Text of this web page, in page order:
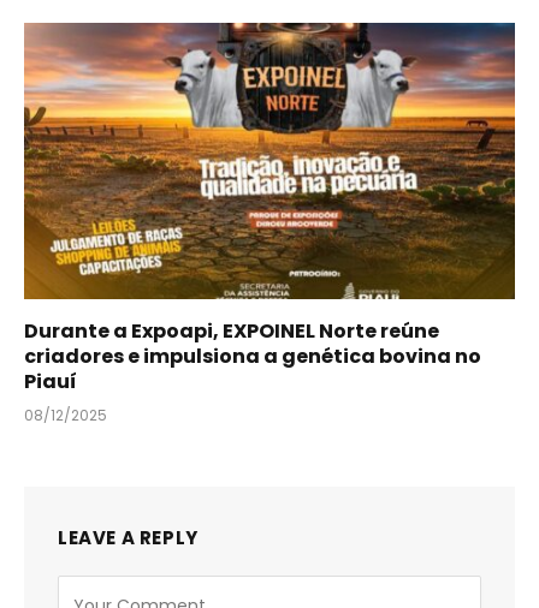
Durante a Expoapi, EXPOINEL Norte reúne
criadores e impulsiona a genética bovina no
Piauí
08/12/2025
LEAVE A REPLY